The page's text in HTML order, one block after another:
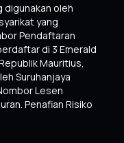
digunakan oleh
yang
Pendaftaran
di 3 Emerald
Mauritius,
Suruhanjaya
Lesen
Penafian Risiko